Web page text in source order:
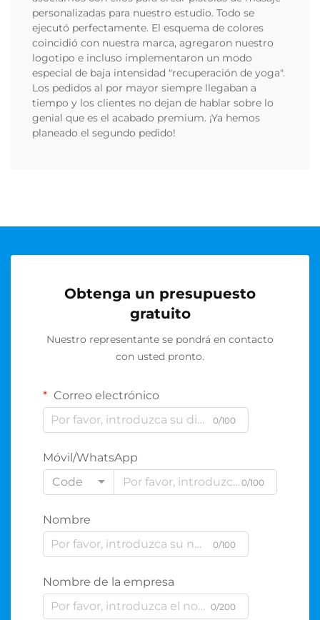
personalizadas para nuestro estudio. Todo se
ejecutó perfectamente. El esquema de colores
coincidió con nuestra marca, agregaron nuestro
logotipo e incluso implementaron un modo
especial de baja intensidad "recuperación de yoga".
Los pedidos al por mayor siempre llegaban a
tiempo y los clientes no dejan de hablar sobre lo
genial que es el acabado premium. ¡Ya hemos
planeado el segundo pedido!
Obtenga un presupuesto
gratuito
Nuestro representante se pondrá en contacto
con usted pronto.
Correo electrónico
0/100
Móvil/WhatsApp
Code
0/100
Nombre
0/100
Nombre de la empresa
0/200